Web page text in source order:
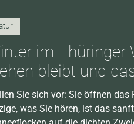
im Thüringer
bleibt und
Sie sich vor: Sie öffnen das
was Sie hören, ist das